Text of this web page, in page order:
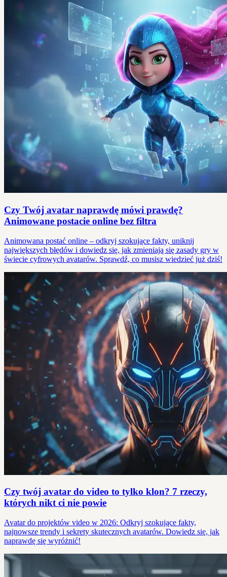
Czy Twój avatar naprawdę mówi prawdę?
Animowane postacie online bez filtra
Animowana postać online – odkryj szokujące fakty, uniknij
największych błędów i dowiedz się, jak zmieniają się zasady gry w
świecie cyfrowych avatarów. Sprawdź, co musisz wiedzieć już dziś!
Czy twój avatar do video to tylko klon? 7 rzeczy,
których nikt ci nie powie
Avatar do projektów video w 2026: Odkryj szokujące fakty,
najnowsze trendy i sekrety skutecznych avatarów. Dowiedz się, jak
naprawdę się wyróżnić!